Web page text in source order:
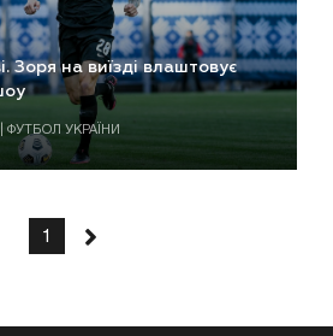
Зоря на виїзді влаштовує
| ФУТБОЛ УКРАЇНИ
1